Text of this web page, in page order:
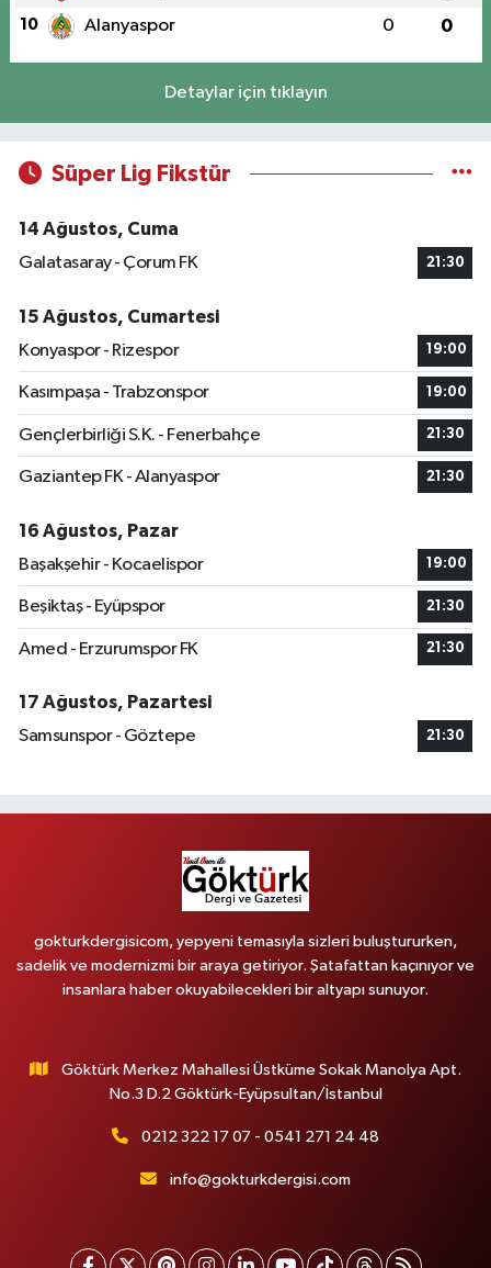
10 Alanyaspor 0 0
Detaylar için tıklayın
Süper Lig Fikstür
14 Ağustos, Cuma
Galatasaray - Çorum FK
21:30
15 Ağustos, Cumartesi
Konyaspor - Rizespor
19:00
Kasımpaşa - Trabzonspor 19:00
Gençlerbirliği S.K. - Fenerbahçe 21:30
Gaziantep FK - Alanyaspor 21:30
16 Ağustos, Pazar
Başakşehir - Kocaelispor
19:00
Beşiktaş - Eyüpspor 21:30
Amed - Erzurumspor FK 21:30
17 Ağustos, Pazartesi
Samsunspor - Göztepe
21:30
gokturkdergisicom, yepyeni temasıyla sizleri buluştururken,
sadelik ve modernizmi bir araya getiriyor. Şatafattan kaçınıyor ve
insanlara haber okuyabilecekleri bir altyapı sunuyor.
Göktürk Merkez Mahallesi Üstküme Sokak Manolya Apt.
No.3 D.2 Göktürk-Eyüpsultan/İstanbul
0212 322 17 07 - 0541 271 24 48
info@gokturkdergisi.com